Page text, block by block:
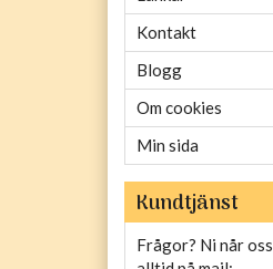
Kontakt
Blogg
Om cookies
Min sida
Kundtjänst
Frågor? Ni når oss